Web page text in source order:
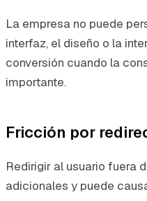
La empresa no puede
interfaz, el diseño o la
conversión cuando la
importante.
Fricción por
Redirigir al usuario fuera
adicionales y puede